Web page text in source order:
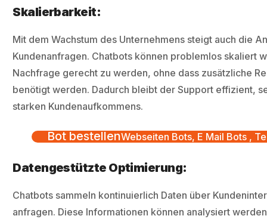
Skalierbarkeit:
Mit dem Wachstum des Unternehmens steigt auch die
Kundenanfragen. Chatbots können problemlos skaliert
Nachfrage gerecht zu werden, ohne dass zusätzliche
benötigt werden. Dadurch bleibt der Support effizient,
starken Kundenaufkommens.
Bot bestellenWebseiten Bots, E Mail Bots ,
Datengestützte Optimierung:
Chatbots sammeln kontinuierlich Daten über
anfragen. Diese Informationen können analysiert